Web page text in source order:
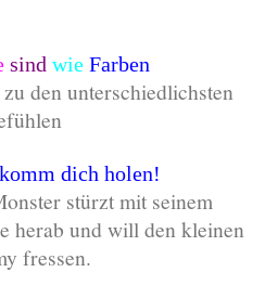
sind wie Farben
den unterschiedlichsten
dich holen!
stürzt mit seinem
herab und will den kleinen
fressen.